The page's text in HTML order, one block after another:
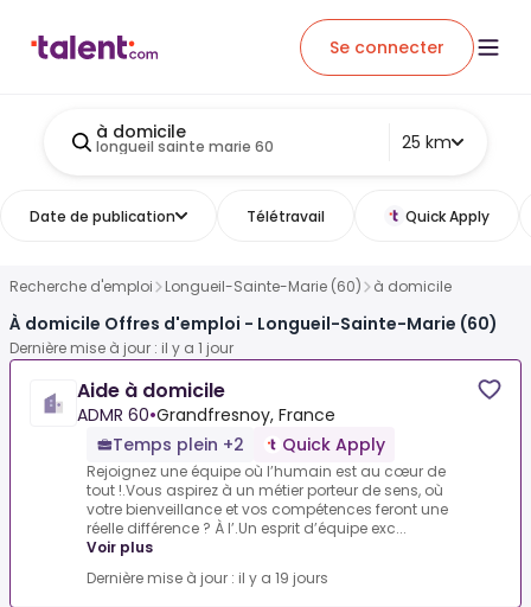
Se connecter
à domicile
longueil sainte marie 60 25 km
Date de publication Télétravail Quick Apply
Recherche d'emploi Longueil-Sainte-Marie (60) à domicile
À domicile Offres d'emploi - Longueil-Sainte-Marie (60)
Dernière mise à jour : il y a 1 jour
Aide à domicile
ADMR 60•Grandfresnoy, France
Temps plein +2
Quick Apply
Rejoignez une équipe où l’humain est au cœur de
tout !.Vous aspirez à un métier porteur de sens, où
votre bienveillance et vos compétences feront une
réelle différence ? À l’.Un esprit d’équipe exc...
Voir plus
Dernière mise à jour : il y a 19 jours